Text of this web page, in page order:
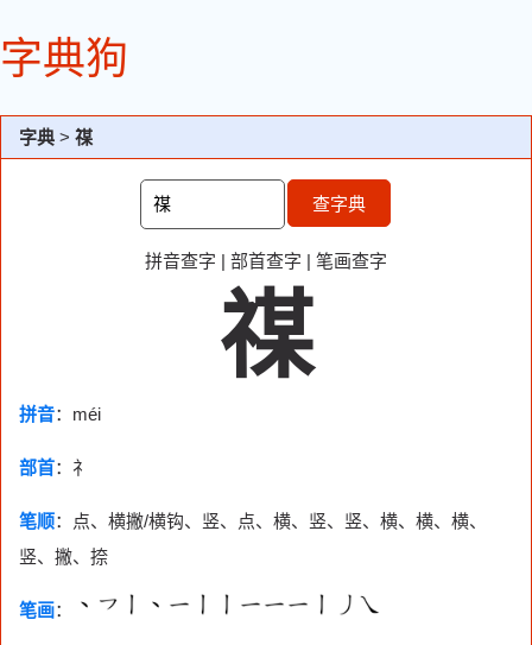
字典狗
字典 > 禖
查字典
拼音查字 | 部首查字 | 笔画查字
禖
拼音：méi
部首： 礻
笔顺：点、横撇/横钩、竖、点、横、竖、竖、横、横、横、
竖、撇、捺
笔画：